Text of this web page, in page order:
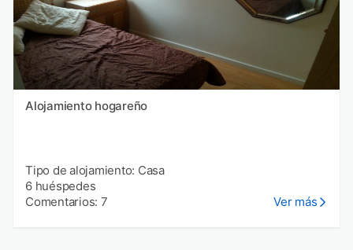
Alojamiento hogareño
Tipo de alojamiento: Casa
6 huéspedes
Comentarios: 7
Ver más